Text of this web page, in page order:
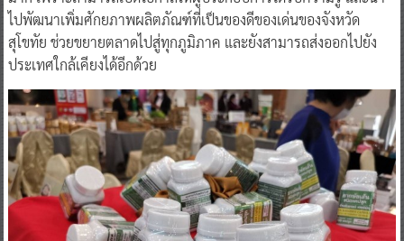
ไปพัฒนาเพิ่มศักยภาพผลิตภัณฑ์ที่เป็นของดีของเด่นของจังหวัด
สุโขทัย ช่วยขยายตลาดไปสู่ทุกภูมิภาค และยังสามารถส่งออกไปยัง
ประเทศใกล้เคียงได้อีกด้วย